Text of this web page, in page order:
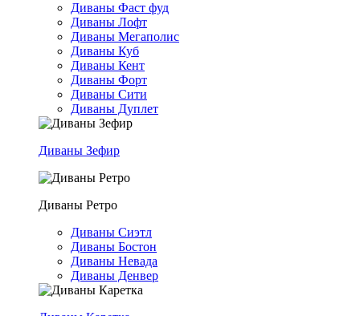
Диваны Фаст фуд
Диваны Лофт
Диваны Мегаполис
Диваны Куб
Диваны Кент
Диваны Форт
Диваны Сити
Диваны Дуплет
Диваны Зефир
Диваны Ретро
Диваны Сиэтл
Диваны Бостон
Диваны Невада
Диваны Денвер